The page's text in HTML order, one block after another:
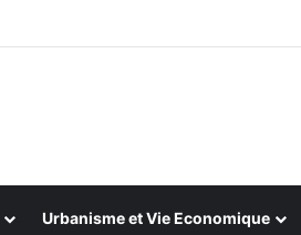
Urbanisme et Vie Economique